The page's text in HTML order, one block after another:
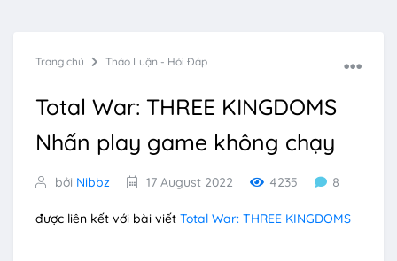
Trang chủ Thảo Luận - Hỏi Đáp
Total War: THREE KINGDOMS
Nhấn play game không chạy
bởi Nibbz 17 August 2022 4235 8
được liên kết với bài viết Total War: THREE KINGDOMS